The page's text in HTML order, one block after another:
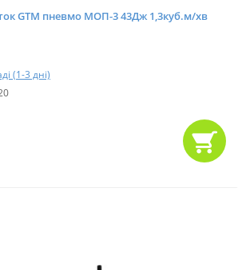
GTM пневмо МОП-3 43Дж 1,3куб.м/хв
(1-3 дні)